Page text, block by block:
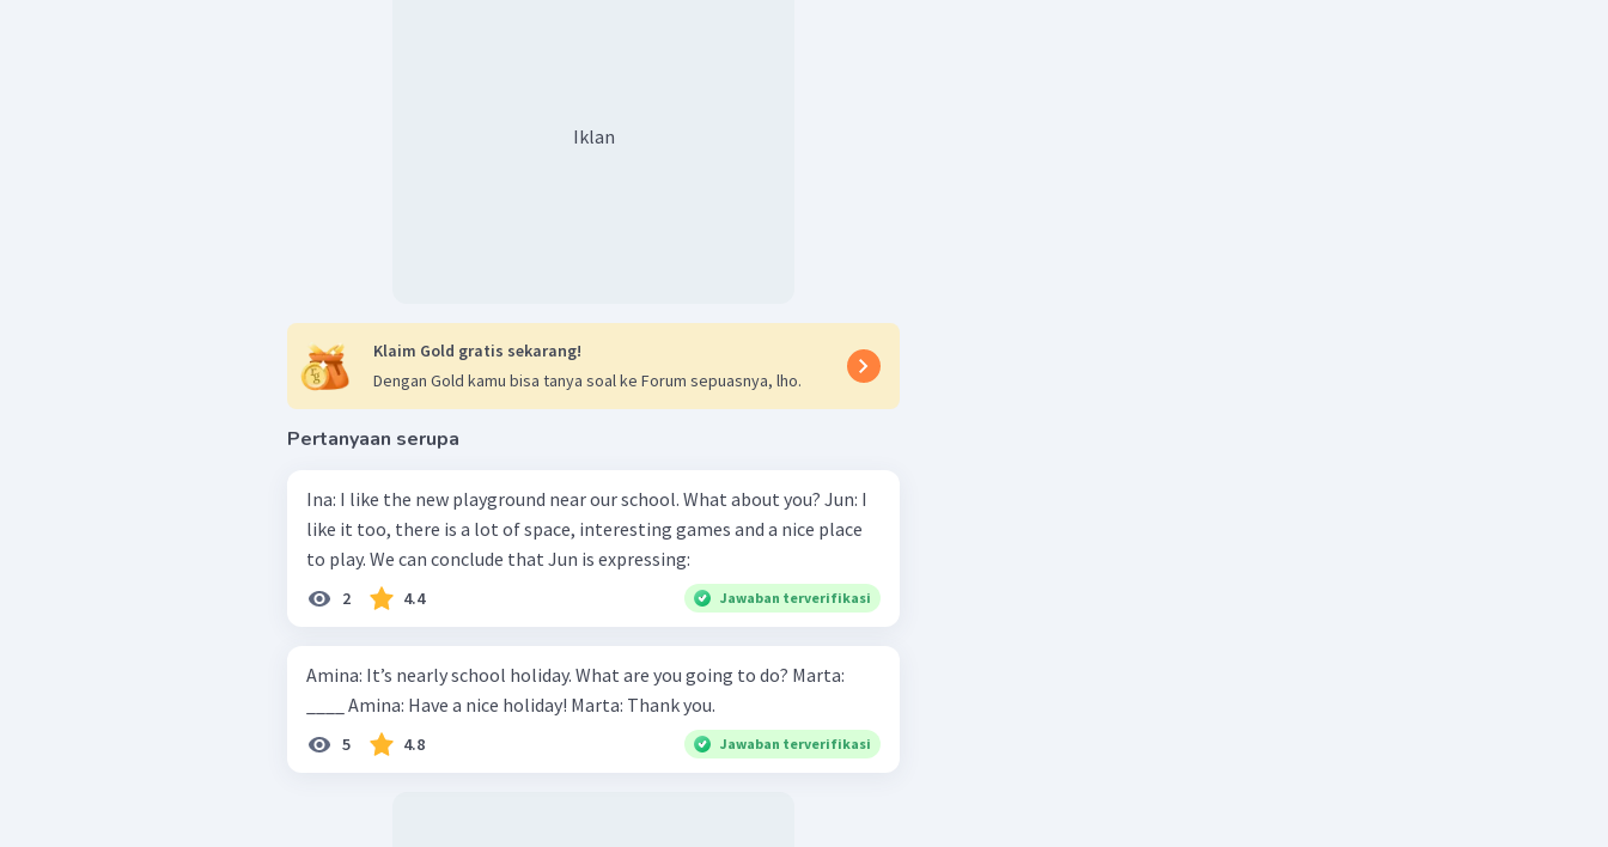
Iklan
Klaim Gold gratis sekarang!
Dengan Gold kamu bisa tanya soal ke Forum sepuasnya, lho.
Pertanyaan serupa
Ina: I like the new playground near our school. What about you? Jun: I
like it too, there is a lot of space, interesting games and a nice place
to play. We can conclude that Jun is expressing:
2 4.4 Jawaban terverifikasi
Amina: It’s nearly school holiday. What are you going to do? Marta:
____ Amina: Have a nice holiday! Marta: Thank you.
5 4.8 Jawaban terverifikasi